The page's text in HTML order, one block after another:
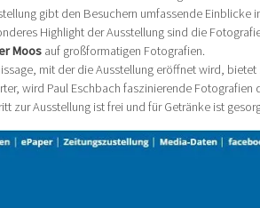
gibt den Besuchern umfassende Einblicke
Highlight der Ausstellung sind die
Moos auf großformatigen Fotografien.
mit der die Ausstellung eröffnet wird,
wird Paul Eschbach faszinierende
zur Ausstellung ist frei und für Getränke ist